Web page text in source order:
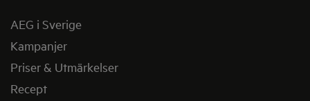
AEG i Sverige
Kampanjer
Priser & Utmärkelser
Recept